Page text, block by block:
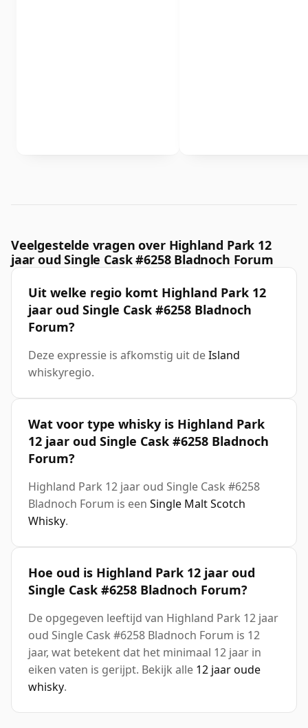
Veelgestelde vragen over Highland Park 12
jaar oud Single Cask #6258 Bladnoch Forum
Uit welke regio komt Highland Park 12
jaar oud Single Cask #6258 Bladnoch
Forum?
Deze expressie is afkomstig uit deIsland
whiskyregio.
Wat voor type whisky is Highland Park
12 jaar oud Single Cask #6258 Bladnoch
Forum?
Highland Park 12 jaar oud Single Cask #6258
Bladnoch Forum is een Single Malt Scotch
Whisky.
Hoe oud is Highland Park 12 jaar oud
Single Cask #6258 Bladnoch Forum?
De opgegeven leeftijd van Highland Park 12 jaar
oud Single Cask #6258 Bladnoch Forum is 12
jaar, wat betekent dat het minimaal 12 jaar in
eiken vaten is gerijpt. Bekijk alle 12 jaar oude
whisky.